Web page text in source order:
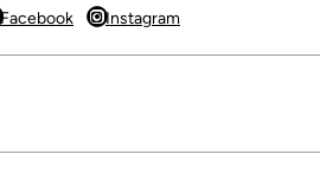
Facebook Instagram